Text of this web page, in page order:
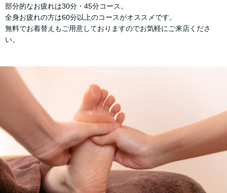
部分的なお疲れは30分・45分コース。
全身お疲れの方は60分以上のコースがオススメです。
無料でお着替えもご用意しておりますのでお気軽にご来店くださ
い。